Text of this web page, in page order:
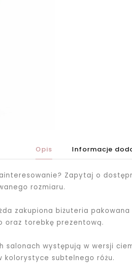
Opis Informacje
Zapytaj o
rozmiaru.
zakupiona biżuteria
oraz torebkę prezentową.
salonach występują w wersji
kolorystyce subtelnego różu.